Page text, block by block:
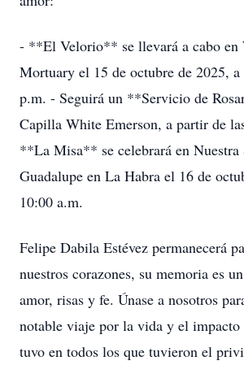
- **El Velorio** se llevará a cabo en
Mortuary el 15 de octubre de 2025,
p.m. - Seguirá un **Servicio de
Capilla White Emerson, a partir de
**La Misa** se celebrará en Nuestra
Guadalupe en La Habra el 16 de
10:00 a.m.
Felipe Dabila Estévez permanecerá
nuestros corazones, su memoria es
amor, risas y fe. Únase a nosotros
notable viaje por la vida y el impacto
tuvo en todos los que tuvieron el